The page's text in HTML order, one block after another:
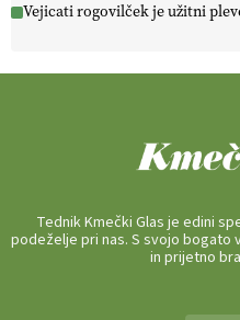
Vejicati rogovilček je užitni
Tednik Kmečki Glas je edini
podeželje pri nas. S svojo
in prijetno